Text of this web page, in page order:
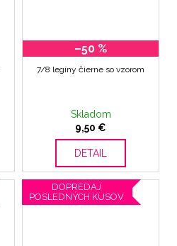
–50 %
7/8 legíny čierne so vzorom
Skladom
9,50 €
DETAIL
DOPREDAJ
POSLEDNÝCH KUSOV